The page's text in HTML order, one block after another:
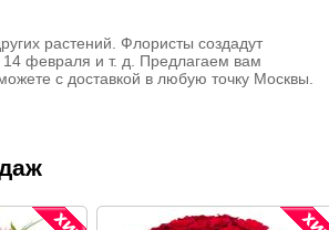
растений. Флористы создадут
февраля и т. д. Предлагаем вам
с доставкой в любую точку Москвы.